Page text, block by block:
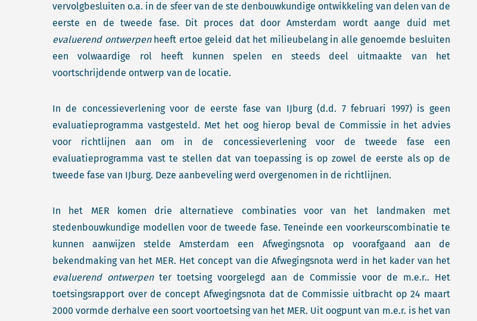
vervolgbesluiten o.a. in de sfeer van de ste denbouwkundige ontwikkeling van delen van de
eerste en de tweede fase. Dit proces dat door Amsterdam wordt aange duid met
evaluerend ontwerpenheeft ertoe geleid dat het milieubelang in alle genoemde besluiten
een volwaardige rol heeft kunnen spelen en steeds deel uitmaakte van het
voortschrijdende ontwerp van de locatie.
In de concessieverlening voor de eerste fase van IJburg (d.d. 7 februari 1997) is geen
evaluatieprogramma vastgesteld. Met het oog hierop beval de Commissie in het advies
voor richtlijnen aan om in de concessieverlening voor de tweede fase een
evaluatieprogramma vast te stellen dat van toepassing is op zowel de eerste als op de
tweede fase van IJburg. Deze aanbeveling werd overgenomen in de richtlijnen.
In het MER komen drie alternatieve combinaties voor van het landmaken met
stedenbouwkundige modellen voor de tweede fase. Teneinde een voorkeurscombinatie te
kunnen aanwijzen stelde Amsterdam een Afwegingsnota op voorafgaand aan de
bekendmaking van het MER. Het concept van die Afwegingsnota werd in het kader van het
evaluerend ontwerpenter toetsing voorgelegd aan de Commissie voor de m.e.r.. Het
toetsingsrapport over de concept Afwegingsnota dat de Commissie uitbracht op 24 maart
2000 vormde derhalve een soort voortoetsing van het MER. Uit oogpunt van m.e.r. is het van